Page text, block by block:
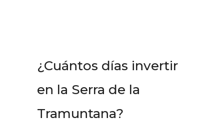
¿Cuántos días invertir
en la Serra de la
Tramuntana?